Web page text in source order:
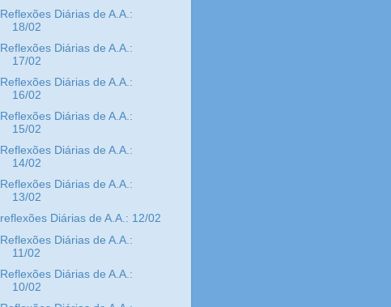
Reflexões Diárias de A.A.:
18/02
Reflexões Diárias de A.A.:
17/02
Reflexões Diárias de A.A.:
16/02
Reflexões Diárias de A.A.:
15/02
Reflexões Diárias de A.A.:
14/02
Reflexões Diárias de A.A.:
13/02
reflexões Diárias de A.A.: 12/02
Reflexões Diárias de A.A.:
11/02
Reflexões Diárias de A.A.:
10/02